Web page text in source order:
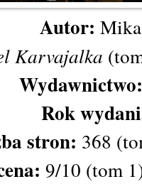
Autor:
Karvajalka
Wydawnictwo:
Rok
stron: 368
9/10 (tom